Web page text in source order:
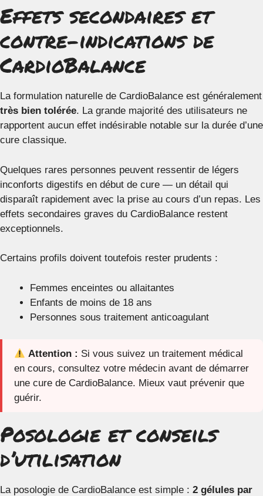
Effets secondaires et
contre-indications de
CardioBalance
La formulation naturelle de CardioBalance est généralement
très bien tolérée. La grande majorité des utilisateurs ne
rapportent aucun effet indésirable notable sur la durée d’une
cure classique.
Quelques rares personnes peuvent ressentir de légers
inconforts digestifs en début de cure — un détail qui
disparaît rapidement avec la prise au cours d’un repas. Les
effets secondaires graves du CardioBalance restent
exceptionnels.
Certains profils doivent toutefois rester prudents :
Femmes enceintes ou allaitantes
Enfants de moins de 18 ans
Personnes sous traitement anticoagulant
Attention : Si vous suivez un traitement médical
en cours, consultez votre médecin avant de démarrer
une cure de CardioBalance. Mieux vaut prévenir que
guérir.
Posologie et conseils
d’utilisation
La posologie de CardioBalance est simple : 2 gélules par